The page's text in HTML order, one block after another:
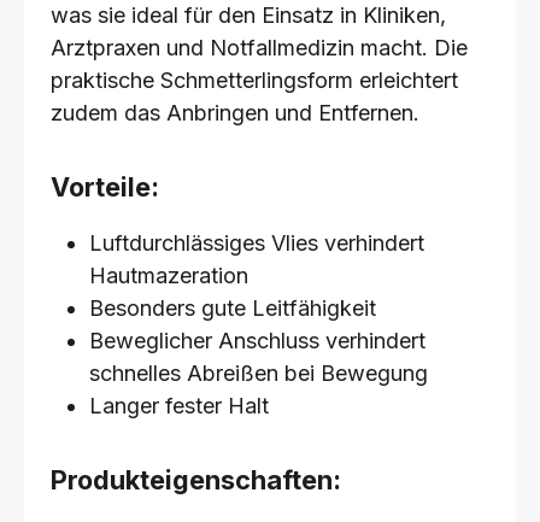
was sie ideal für den Einsatz in Kliniken,
Arztpraxen und Notfallmedizin macht. Die
praktische Schmetterlingsform erleichtert
zudem das Anbringen und Entfernen.
Vorteile:
Luftdurchlässiges Vlies verhindert
Hautmazeration
Besonders gute Leitfähigkeit
Beweglicher Anschluss verhindert
schnelles Abreißen bei Bewegung
Langer fester Halt
Produkteigenschaften: